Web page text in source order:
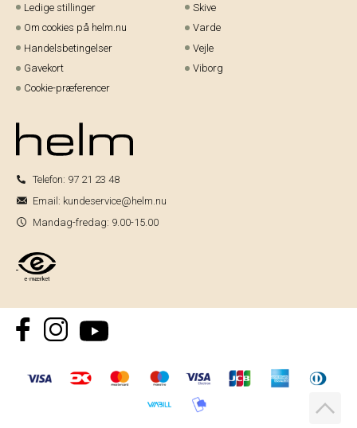
Ledige stillinger
Om cookies på helm.nu
Handelsbetingelser
Gavekort
Cookie-præferencer
Skive
Varde
Vejle
Viborg
Telefon: 97 21 23 48
Email: kundeservice@helm.nu
Mandag-fredag: 9.00-15.00